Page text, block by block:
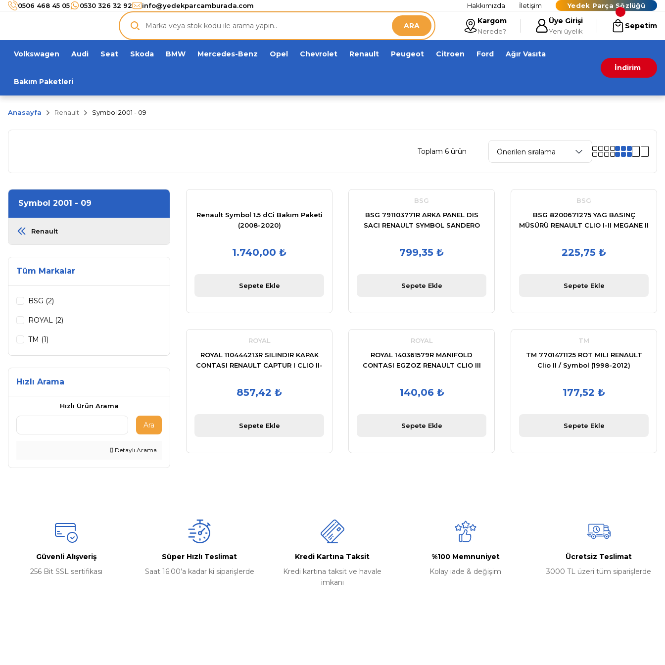
Türkiye’nin her noktasına 3000 TL ve üzerikargo ücretsiz!
Orijinal ürün
Üç yüz yirmi bin ürün adeti!
0506 468 45 05 0530 326 32 92 info@yedekparcamburada.com Hakkımızda İletişim Yedek Parça Sözlüğü
ARA
Kargom
Nerede?
Üye Girişi
Yeni üyelik
Sepetim
Volkswagen Audi Seat Skoda BMW Mercedes-Benz Opel Chevrolet Renault Peugeot Citroen Ford Ağır Vasıta
Bakım Paketleri
İndirim
Anasayfa Renault Symbol 2001 - 09
Toplam 6 ürün
Symbol 2001 - 09
Renault
Tüm Markalar
BSG (2)
ROYAL (2)
TM (1)
Hızlı Arama
Hızlı Ürün Arama
Ara
Detaylı Arama
Renault Symbol 1.5 dCi Bakım Paketi
(2008-2020)
1.740,00 ₺
Sepete Ekle
BSG
BSG 791103771R ARKA PANEL DIS
SACI RENAULT SYMBOL SANDERO
799,35 ₺
Sepete Ekle
BSG
BSG 8200671275 YAG BASINÇ
MÜSÜRÜ RENAULT CLIO I-II MEGANE II
225,75 ₺
Sepete Ekle
ROYAL
ROYAL 110444213R SILINDIR KAPAK
CONTASI RENAULT CAPTUR I CLIO II-
857,42 ₺
Sepete Ekle
ROYAL
ROYAL 140361579R MANIFOLD
CONTASI EGZOZ RENAULT CLIO III
140,06 ₺
Sepete Ekle
TM
TM 7701471125 ROT MILI RENAULT
Clio II / Symbol (1998-2012)
177,52 ₺
Sepete Ekle
Güvenli Alışveriş
256 Bit SSL sertifikası
Süper Hızlı Teslimat
Saat 16:00’a kadar ki siparişlerde
Kredi Kartına Taksit
Kredi kartına taksit ve havale
imkanı
%100 Memnuniyet
Kolay iade & değişim
Ücretsiz Teslimat
3000 TL üzeri tüm siparişlerde